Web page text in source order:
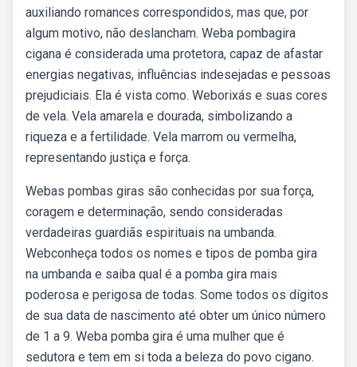
auxiliando romances correspondidos, mas que, por
algum motivo, não deslancham. Weba pombagira
cigana é considerada uma protetora, capaz de afastar
energias negativas, influências indesejadas e pessoas
prejudiciais. Ela é vista como. Weborixás e suas cores
de vela. Vela amarela e dourada, simbolizando a
riqueza e a fertilidade. Vela marrom ou vermelha,
representando justiça e força.
Webas pombas giras são conhecidas por sua força,
coragem e determinação, sendo consideradas
verdadeiras guardiãs espirituais na umbanda.
Webconheça todos os nomes e tipos de pomba gira
na umbanda e saiba qual é a pomba gira mais
poderosa e perigosa de todas. Some todos os dígitos
de sua data de nascimento até obter um único número
de 1 a 9. Weba pomba gira é uma mulher que é
sedutora e tem em si toda a beleza do povo cigano.